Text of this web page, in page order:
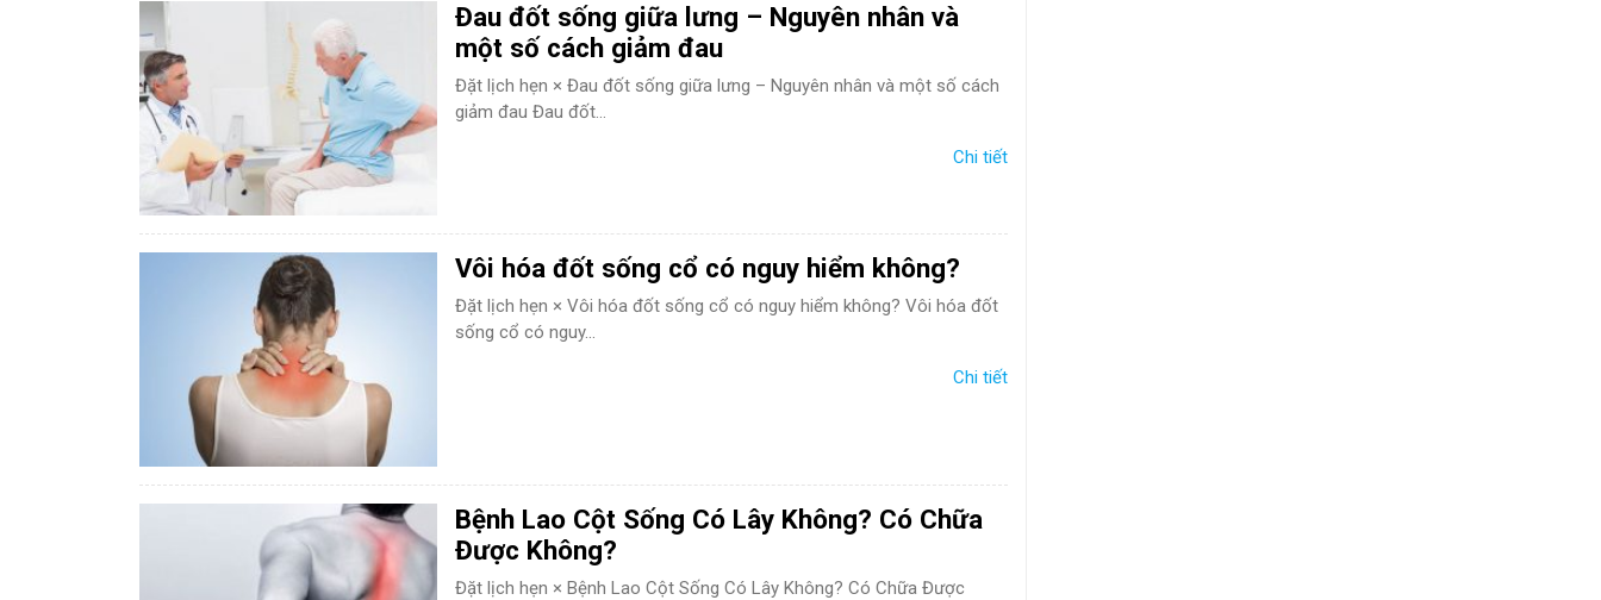
Đau đốt sống giữa lưng – Nguyên nhân và
một số cách giảm đau
Đặt lịch hẹn × Đau đốt sống giữa lưng – Nguyên nhân và một số cách
giảm đau Đau đốt...
Chi tiết
Vôi hóa đốt sống cổ có nguy hiểm không?
Đặt lịch hẹn × Vôi hóa đốt sống cổ có nguy hiểm không? Vôi hóa đốt
sống cổ có nguy...
Chi tiết
Bệnh Lao Cột Sống Có Lây Không? Có Chữa
Được Không?
Đặt lịch hẹn × Bệnh Lao Cột Sống Có Lây Không? Có Chữa Được